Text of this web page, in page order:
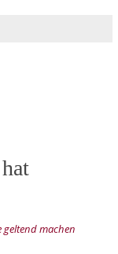
machen